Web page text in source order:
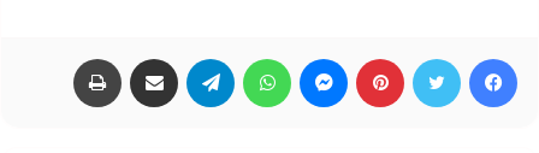
فيسبوك تويتر بينتيريست ماسنجر واتساب تيلقرام مشاركة عبر البريد